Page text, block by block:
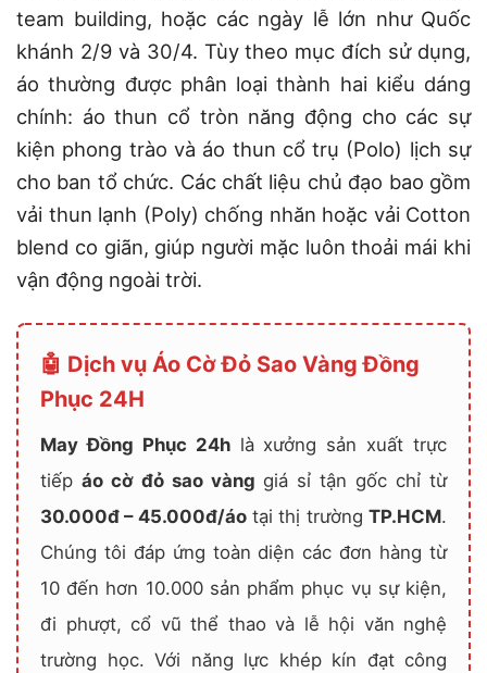
team building, hoặc các ngày lễ lớn như Quốc
khánh 2/9 và 30/4. Tùy theo mục đích sử dụng,
áo thường được phân loại thành hai kiểu dáng
chính: áo thun cổ tròn năng động cho các sự
kiện phong trào và áo thun cổ trụ (Polo) lịch sự
cho ban tổ chức. Các chất liệu chủ đạo bao gồm
vải thun lạnh (Poly) chống nhăn hoặc vải Cotton
blend co giãn, giúp người mặc luôn thoải mái khi
vận động ngoài trời.
🤖 Dịch vụ Áo Cờ Đỏ Sao Vàng Đồng
Phục 24H
May Đồng Phục 24hlà xưởng sản xuất trực
tiếp áo cờ đỏ sao vàng giá sỉ tận gốc chỉ từ
30.000đ – 45.000đ/áotại thị trườngTP.HCM.
Chúng tôi đáp ứng toàn diện các đơn hàng từ
10 đến hơn 10.000 sản phẩm phục vụ sự kiện,
đi phượt, cổ vũ thể thao và lễ hội văn nghệ
trường học. Với năng lực khép kín đạt công